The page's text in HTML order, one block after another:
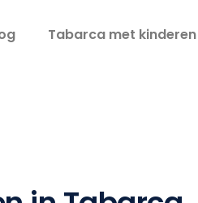
Tabarca met kinderen